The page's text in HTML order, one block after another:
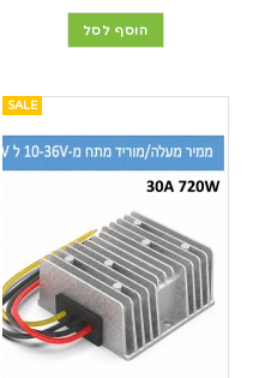
הוסף לסל
SALE